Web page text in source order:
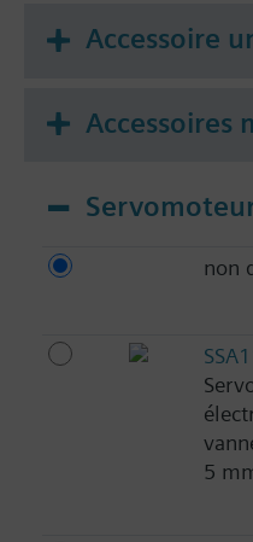
Accessoire
Accessoires
non
5